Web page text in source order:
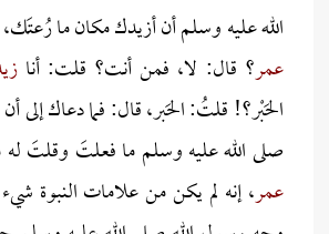
الله عليه وسلم أن أزيدك مكان ما
عمر؟ قال: لا، فمن أنت؟ قلت: أنا
الحَبْر؟! قلتُ: الحَبر، قال: فما دعاك إلى
صلى الله عليه وسلم ما فعلتَ وقلتَ
عمر، إنه لم يكن من علامات النبوة